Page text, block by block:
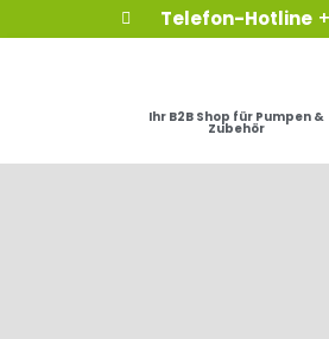
Telefon-Hotline
Ihr B2B Shop für Pumpen &
Zubehör